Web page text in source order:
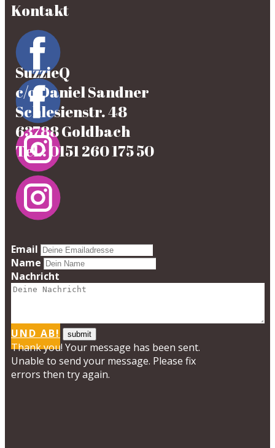
Kontakt
SuzzieQ
c/o Daniel Sandner
Schlesienstr. 48
63788 Goldbach
Tel.: 0151 260 175 50
Email
Name
Nachricht
UND AB!
Thank you! Your message has been sent.
Unable to send your message. Please fix
errors then try again.